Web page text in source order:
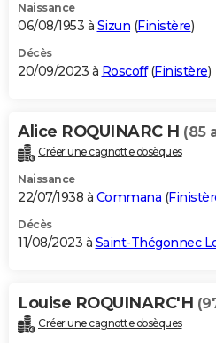
Naissance
06/08/1953 à Sizun (Finistère)
Décès
20/09/2023 à Roscoff(Finistère)
Alice ROQUINARC H (85
Créer une cagnotte obsèques
Naissance
22/07/1938 à Commana (
Décès
11/08/2023 à Saint-Thégonnec
Louise ROQUINARC'H
Créer une cagnotte obsèques